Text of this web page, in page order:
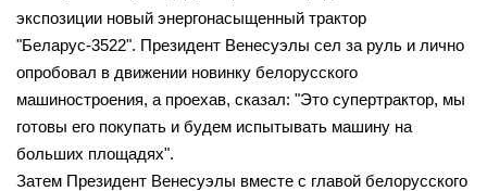
экспозиции новый энергонасыщенный трактор
"Беларус-3522". Президент Венесуэлы сел за руль и лично
опробовал в движении новинку белорусского
машиностроения, а проехав, сказал: "Это супертрактор, мы
готовы его покупать и будем испытывать машину на
больших площадях".
Затем Президент Венесуэлы вместе с главой белорусского